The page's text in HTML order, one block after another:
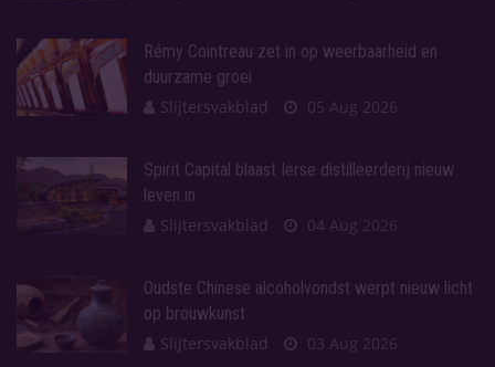
Rémy Cointreau zet in op weerbaarheid en
duurzame groei
Slijtersvakblad
05 Aug 2026
Spirit Capital blaast Ierse distilleerderij nieuw
leven in
Slijtersvakblad
04 Aug 2026
Oudste Chinese alcoholvondst werpt nieuw licht
op brouwkunst
Slijtersvakblad
03 Aug 2026